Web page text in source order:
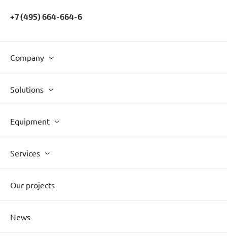
+7 (495) 664-664-6
Company
Solutions
Equipment
Services
Our projects
News